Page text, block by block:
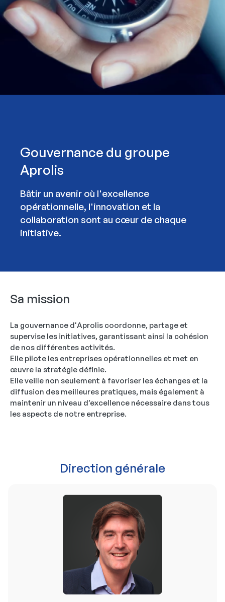
Gouvernance du groupe
Aprolis
Bâtir un avenir où l'excellence
opérationnelle, l'innovation et la
collaboration sont au cœur de chaque
initiative.
Sa mission
La gouvernance d'Aprolis coordonne, partage et
supervise les initiatives, garantissant ainsi la cohésion
de nos différentes activités.
Elle pilote les entreprises opérationnelles et met en
œuvre la stratégie définie.
Elle veille non seulement à favoriser les échanges et la
diffusion des meilleures pratiques, mais également à
maintenir un niveau d’excellence nécessaire dans tous
les aspects de notre entreprise.
Direction générale